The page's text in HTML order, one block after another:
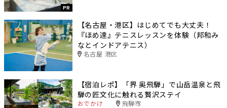
PR
【名古屋・港区】はじめてでも大丈夫！
『ほめ達』テニスレッスンを体験（邦和み
なとインドアテニス）
名古屋 港区
【宿泊レポ】「界 奥飛騨」で山岳温泉と飛
騨の匠文化に触れる贅沢ステイ
おでかけ 飛騨市